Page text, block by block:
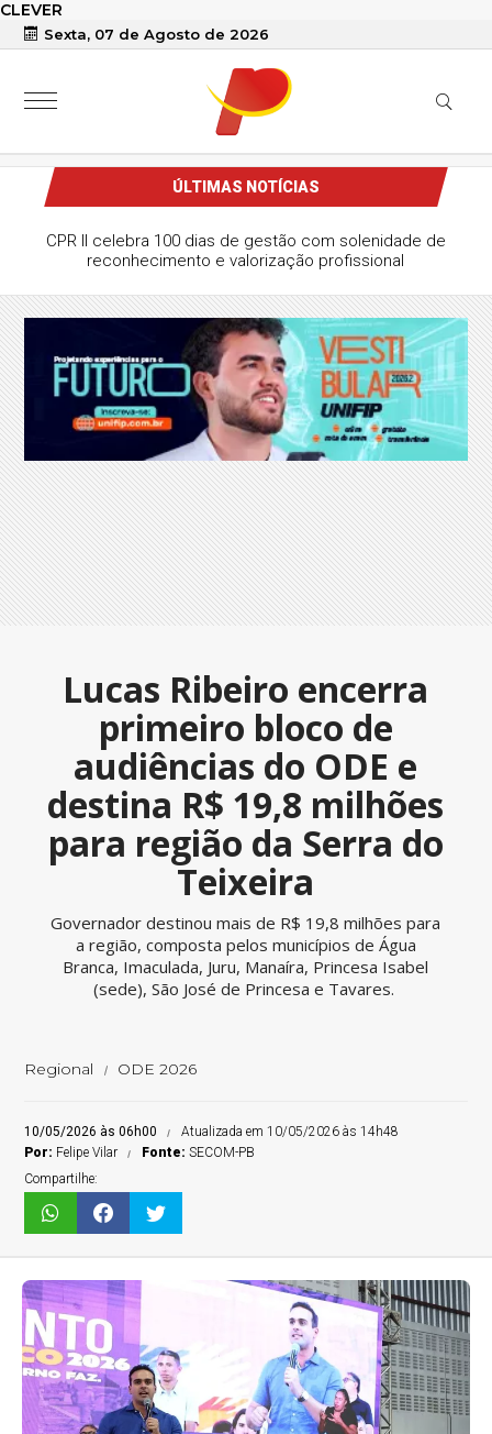
CLEVER
Sexta, 07 de Agosto de 2026
ÚLTIMAS NOTÍCIAS
como segundo suplente de
na disputa ao Senado
Lucas Ribeiro encerra
primeiro bloco de
audiências do ODE e
destina R$ 19,8 milhões
para região da Serra do
Teixeira
Governador destinou mais de R$ 19,8 milhões para
a região, composta pelos municípios de Água
Branca, Imaculada, Juru, Manaíra, Princesa Isabel
(sede), São José de Princesa e Tavares.
Regional ODE 2026
10/05/2026 às 06h00
Atualizada em 10/05/2026 às 14h48
Por: Felipe Vilar Fonte:SECOM-PB
Compartilhe: